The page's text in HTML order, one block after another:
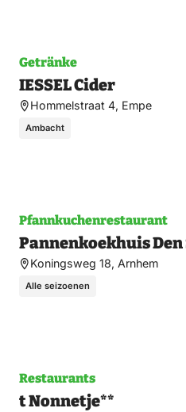
Getränke
IESSEL Cider
Hommelstraat 4, Empe
Ambacht
Pfannkuchenrestaurant
Pannenkoekhuis
Koningsweg 18, Arnhem
Alle seizoenen
Restaurants
t Nonnetje**